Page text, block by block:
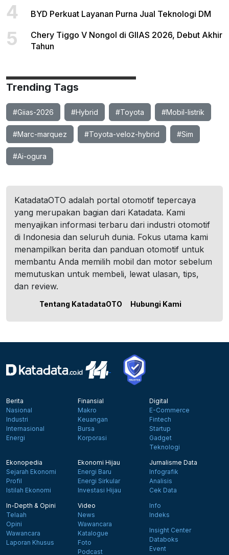
4 BYD Perkuat Layanan Purna Jual Teknologi DM
5
Chery Tiggo V Nongol di GIIAS 2026, Debut Akhir
Tahun
Trending Tags
#Giias-2026 #Hybrid #Toyota #Mobil-listrik
#Marc-marquez #Toyota-veloz-hybrid #Sim
#Ai-ogura
KatadataOTO adalah portal otomotif tepercaya
yang merupakan bagian dari Katadata. Kami
menyajikan informasi terbaru dari industri otomotif
di Indonesia dan seluruh dunia. Fokus utama kami
menampilkan berita dan panduan otomotif untuk
membantu Anda memilih mobil dan motor sebelum
memutuskan untuk membeli, lewat ulasan, tips,
dan review.
Tentang KatadataOTO Hubungi Kami
Berita
Nasional
Industri
Internasional
Energi
Finansial
Makro
Keuangan
Bursa
Korporasi
Digital
E-Commerce
Fintech
Startup
Gadget
Teknologi
Ekonopedia
Sejarah Ekonomi
Profil
Istilah Ekonomi
Ekonomi Hijau
Energi Baru
Energi Sirkular
Investasi Hijau
Jurnalisme Data
Infografik
Analisis
Cek Data
In-Depth & Opini
Telaah
Opini
Wawancara
Laporan Khusus
Video
News
Wawancara
Katalogue
Foto
Podcast
Info
Indeks
Insight Center
Databoks
Event